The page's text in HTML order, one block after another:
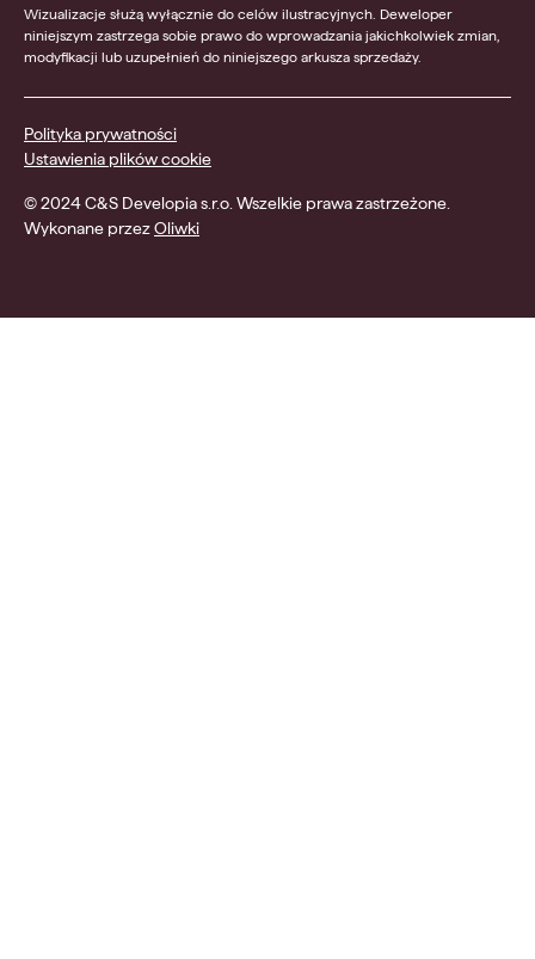
Wizualizacje służą wyłącznie do celów ilustracyjnych. Deweloper
niniejszym zastrzega sobie prawo do wprowadzania jakichkolwiek zmian,
modyfikacji lub uzupełnień do niniejszego arkusza sprzedaży.
© 2024 C&S Developia s.r.o. Wszelkie prawa zastrzeżone.
Wykonane przezOliwki
Polityka prywatności
Ustawienia plików cookie